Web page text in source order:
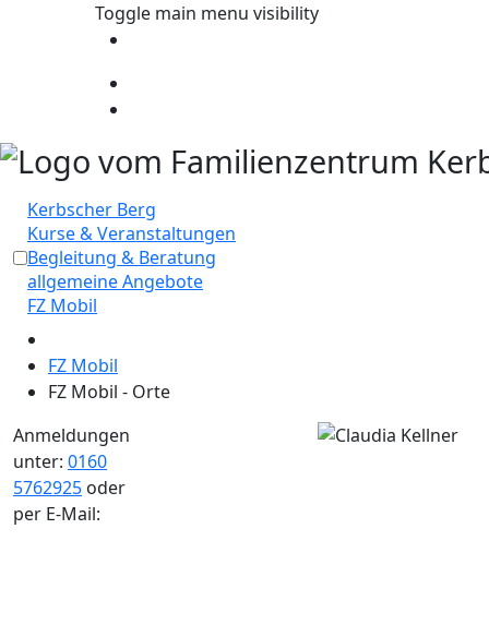
Toggle main menu visibility
Kerbscher Berg
Kurse & Veranstaltungen
Begleitung & Beratung
allgemeine Angebote
FZ Mobil
FZ Mobil
FZ Mobil - Orte
Anmeldungen
unter: 0160
5762925 oder
per E-Mail: